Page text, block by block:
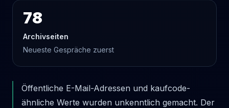
78
Archivseiten
Neueste Gespräche zuerst
Öffentliche E-Mail-Adressen und kaufcode-
ähnliche Werte wurden unkenntlich gemacht. Der